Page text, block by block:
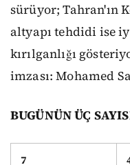
sürüyor; Tahran'ın
altyapı tehdidi ise
kırılganlığı
imzası: Mohamed
BUGÜNÜN ÜÇ
7